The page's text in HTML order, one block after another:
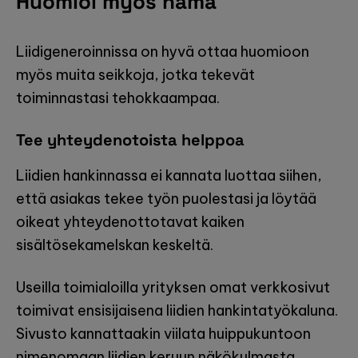
Liidigeneroinnissa on hyvä ottaa huomioon
myös muita seikkoja, jotka tekevät
toiminnastasi tehokkaampaa.
Tee yhteydenotoista helppoa
Liidien hankinnassa ei kannata luottaa siihen,
että asiakas tekee työn puolestasi ja löytää
oikeat yhteydenottotavat kaiken
sisältösekamelskan keskeltä.
Useilla toimialoilla yrityksen omat verkkosivut
toimivat ensisijaisena liidien hankintatyökaluna.
Sivusto kannattaakin viilata huippukuntoon